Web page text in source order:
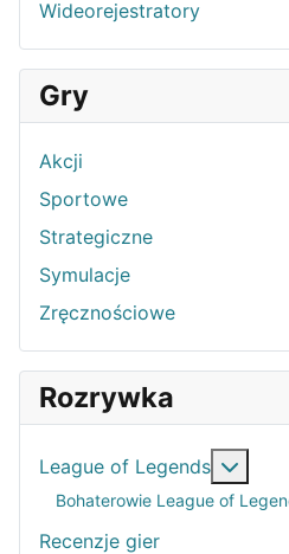
Wideorejestratory
Gry
Akcji
Sportowe
Strategiczne
Symulacje
Zręcznościowe
Rozrywka
League of Legends
Bohaterowie League of
Recenzje gier